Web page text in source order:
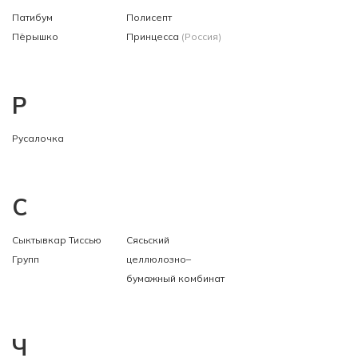
Патибум
Пёрышко
Полисепт
Принцесса (Россия)
Р
Русалочка
С
Сыктывкар Тиссью
Групп
Сясьский
целлюлозно–
бумажный комбинат
Ч